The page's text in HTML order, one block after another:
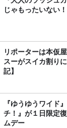
じゃもったいない
リポーターは本仮
スーがスイカ割り
記】
『ゆうゆうワイド
チ！』が１日限定
ムデー